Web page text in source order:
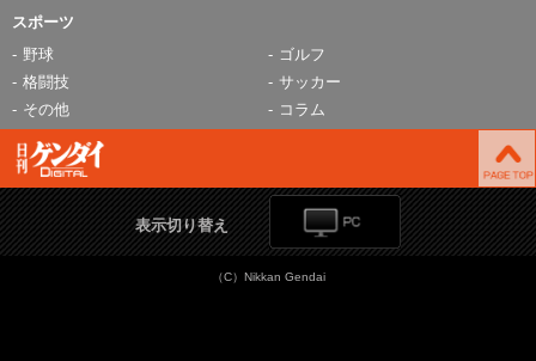
スポーツ
野球
ゴルフ
格闘技
サッカー
その他
コラム
表示切り替え
（C）Nikkan Gendai